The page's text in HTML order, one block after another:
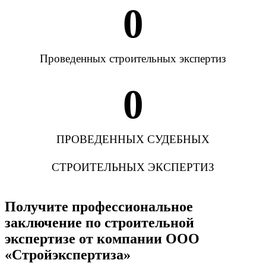
0
Проведенных строительных экспертиз
0
ПРОВЕДЕННЫХ СУДЕБНЫХ
СТРОИТЕЛЬНЫХ ЭКСПЕРТИЗ
Получите профессиональное
заключение по строительной
экспертизе от компании ООО
«Стройэкспертиза»